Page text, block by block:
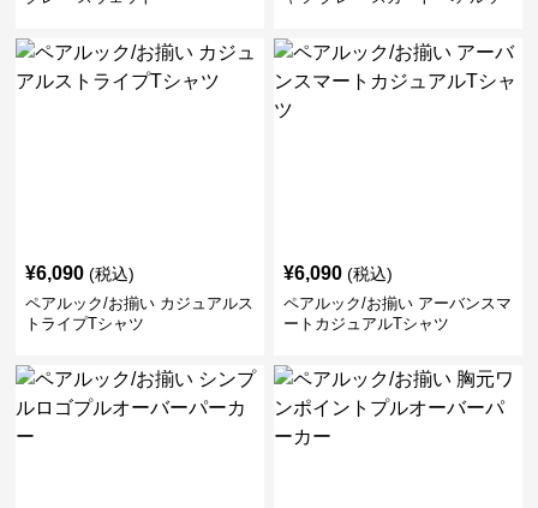
¥6,090 (税込)
ペアルック/お揃い カジュアルス
トライプTシャツ
¥6,090 (税込)
ペアルック/お揃い アーバンスマ
ートカジュアルTシャツ